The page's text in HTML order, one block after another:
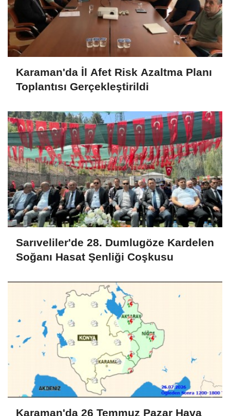
Karaman'da İl Afet Risk Azaltma Planı
Toplantısı Gerçekleştirildi
Sarıveliler'de 28. Dumlugöze Kardelen
Soğanı Hasat Şenliği Coşkusu
Karaman'da 26 Temmuz Pazar Hava